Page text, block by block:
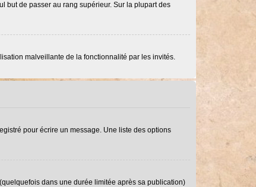
but de passer au rang supérieur. Sur la plupart des
malveillante de la fonctionnalité par les invités.
pour écrire un message. Une liste des options
dans une durée limitée après sa publication)